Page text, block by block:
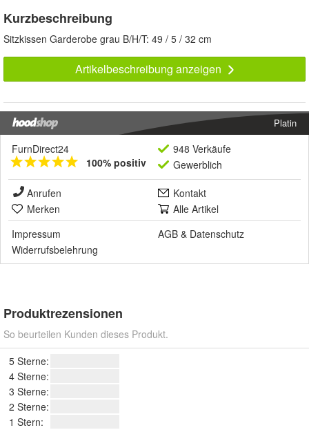
Kurzbeschreibung
Sitzkissen Garderobe grau B/H/T: 49 / 5 / 32 cm
Artikelbeschreibung anzeigen
Platin
FurnDirect24
100% positiv
948 Verkäufe
Gewerblich
Anrufen
Kontakt
Merken
Alle Artikel
Impressum
AGB & Datenschutz
Widerrufsbelehrung
Produktrezensionen
So beurteilen Kunden dieses Produkt.
5 Sterne:
4 Sterne:
3 Sterne:
2 Sterne:
1 Stern: